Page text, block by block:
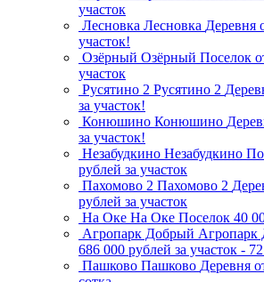
участок
Лесновка Лесновка Деревня
участок!
Озёрный Озёрный Поселок
участок
Русятино 2 Русятино 2
за участок!
Конюшино Конюшино
за участок!
Незабудкино Незабудкино
рублей за участок
Пахомово 2 Пахомово 2
рублей за участок
На Оке На Оке Поселок 40
Агропарк Добрый Агропарк
686 000 рублей за участок -
Пашково Пашково Деревня